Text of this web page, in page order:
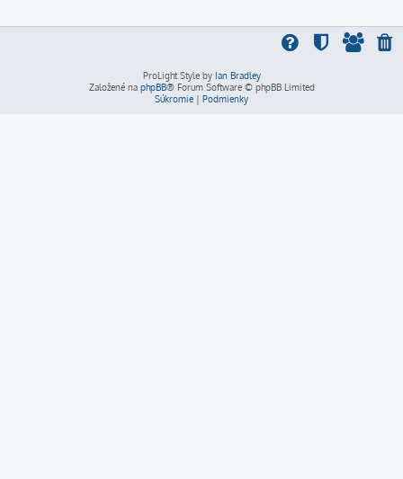
ProLight Style by Ian Bradley
Založené na phpBB® Forum Software © phpBB Limited
Súkromie | Podmienky